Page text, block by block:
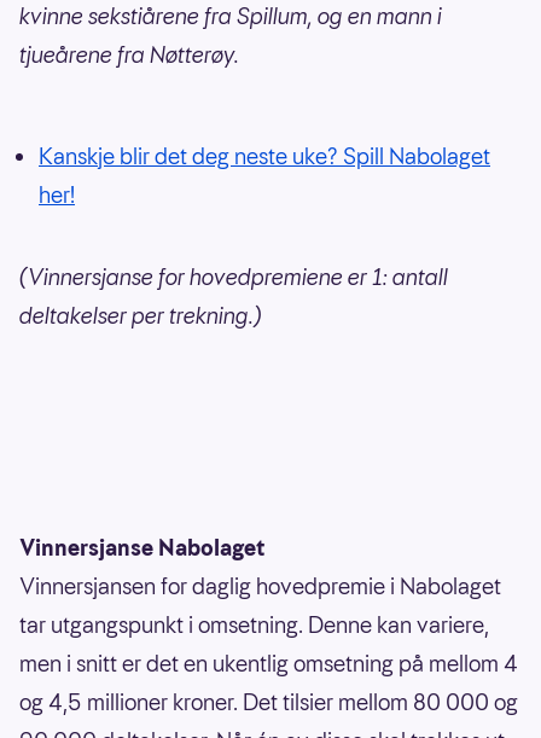
kvinne sekstiårene fra Spillum, og en mann i
tjueårene fra Nøtterøy.
Kanskje blir det deg neste uke? Spill Nabolaget
her!
(Vinnersjanse for hovedpremiene er 1: antall
deltakelser per trekning.)
Vinnersjanse Nabolaget
Vinnersjansen for daglig hovedpremie i Nabolaget
tar utgangspunkt i omsetning. Denne kan variere,
men i snitt er det en ukentlig omsetning på mellom 4
og 4,5 millioner kroner. Det tilsier mellom 80 000 og